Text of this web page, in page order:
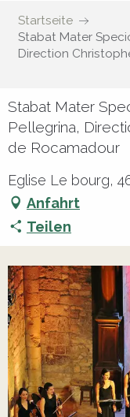
Startseite
Stabat Mater
Direction
Stabat Mater
Pellegrina,
de Rocamadour
Eglise Le bourg,
Anfahrt
Teilen